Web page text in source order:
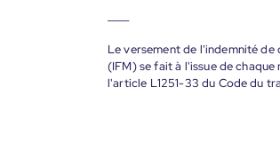
Le versement de l'indemnité de
(IFM) se fait à l'issue de
l'article L1251-33 du Code du